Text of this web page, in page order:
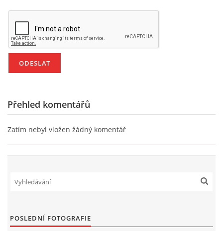
Přehled komentářů
Zatím nebyl vložen žádný komentář
POSLEDNÍ FOTOGRAFIE